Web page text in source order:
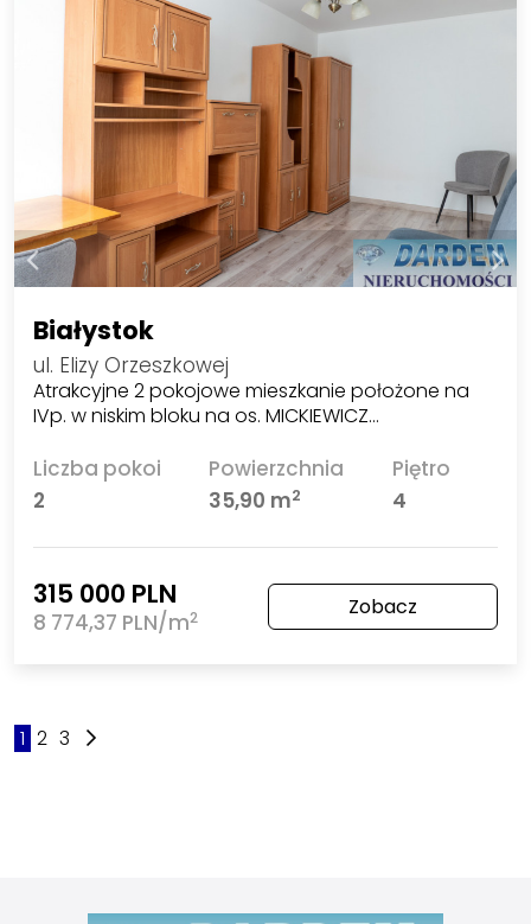
Białystok
ul. Elizy Orzeszkowej
Atrakcyjne 2 pokojowe mieszkanie położone na
IVp. w niskim bloku na os. MICKIEWICZ…
Liczba pokoi
2
Powierzchnia
35,90 m2
Piętro
4
315 000 PLN
8 774,37 PLN/m2 Zobacz
1 2 3